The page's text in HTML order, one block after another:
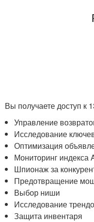
Вы получаете доступ к
Управление
Исследование
Оптимизация
Мониторинг индекса
Шпионаж за
Предотвращение
Выбор ниши
Исследование
Защита инвентаря